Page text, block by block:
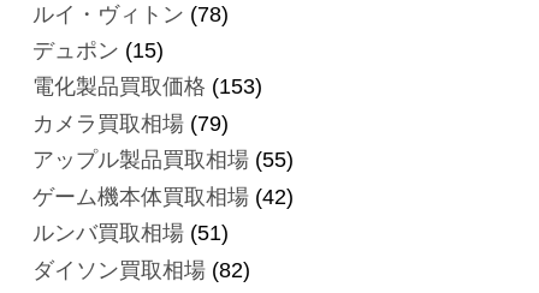
ルイ・ヴィトン (78)
デュポン (15)
電化製品買取価格 (153)
カメラ買取相場(79)
アップル製品買取相場(55)
ゲーム機本体買取相場(42)
ルンバ買取相場(51)
ダイソン買取相場(82)